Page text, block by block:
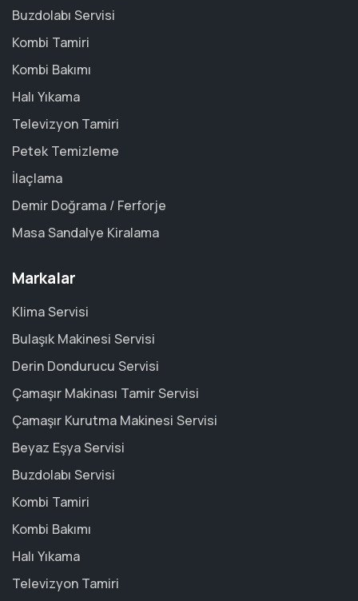
Buzdolabı Servisi
Kombi Tamiri
Kombi Bakımı
Halı Yıkama
Televizyon Tamiri
Petek Temizleme
İlaçlama
Demir Doğrama / Ferforje
Masa Sandalye Kiralama
Markalar
Klima Servisi
Bulaşık Makinesi Servisi
Derin Dondurucu Servisi
Çamaşır Makinası Tamir Servisi
Çamaşır Kurutma Makinesi Servisi
Beyaz Eşya Servisi
Buzdolabı Servisi
Kombi Tamiri
Kombi Bakımı
Halı Yıkama
Televizyon Tamiri